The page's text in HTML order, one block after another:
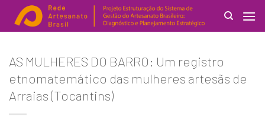
for:
AS MULHERES DO BARRO: Um registro
etnomatemático das mulheres artesãs de
Arraias (Tocantins)